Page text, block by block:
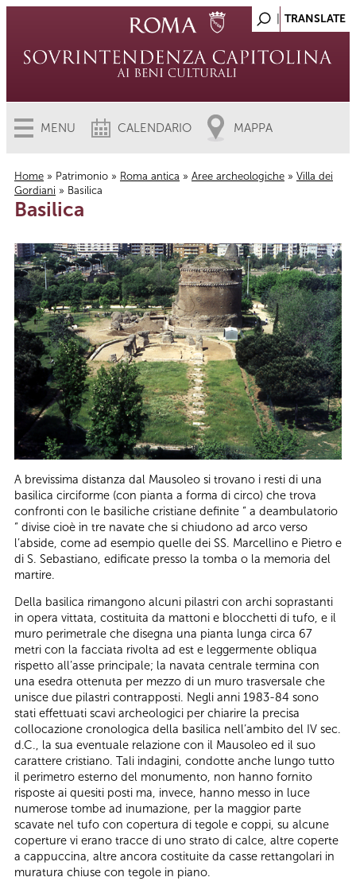
MENU CALENDARIO MAPPA
Tu sei qui
Home » Patrimonio » Roma antica » Aree archeologiche » Villa dei
Gordiani » Basilica
Basilica
A brevissima distanza dal Mausoleo si trovano i resti di una
basilica circiforme (con pianta a forma di circo) che trova
confronti con le basiliche cristiane definite “ a deambulatorio
“ divise cioè in tre navate che si chiudono ad arco verso
l’abside, come ad esempio quelle dei SS. Marcellino e Pietro e
di S. Sebastiano, edificate presso la tomba o la memoria del
martire.
Della basilica rimangono alcuni pilastri con archi soprastanti
in opera vittata, costituita da mattoni e blocchetti di tufo, e il
muro perimetrale che disegna una pianta lunga circa 67
metri con la facciata rivolta ad est e leggermente obliqua
rispetto all’asse principale; la navata centrale termina con
una esedra ottenuta per mezzo di un muro trasversale che
unisce due pilastri contrapposti. Negli anni 1983-84 sono
stati effettuati scavi archeologici per chiarire la precisa
collocazione cronologica della basilica nell’ambito del IV sec.
d.C., la sua eventuale relazione con il Mausoleo ed il suo
carattere cristiano. Tali indagini, condotte anche lungo tutto
il perimetro esterno del monumento, non hanno fornito
risposte ai quesiti posti ma, invece, hanno messo in luce
numerose tombe ad inumazione, per la maggior parte
scavate nel tufo con copertura di tegole e coppi, su alcune
coperture vi erano tracce di uno strato di calce, altre coperte
a cappuccina, altre ancora costituite da casse rettangolari in
muratura chiuse con tegole in piano.